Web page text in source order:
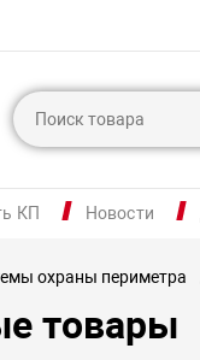
КП Новости
охраны периметра
товары